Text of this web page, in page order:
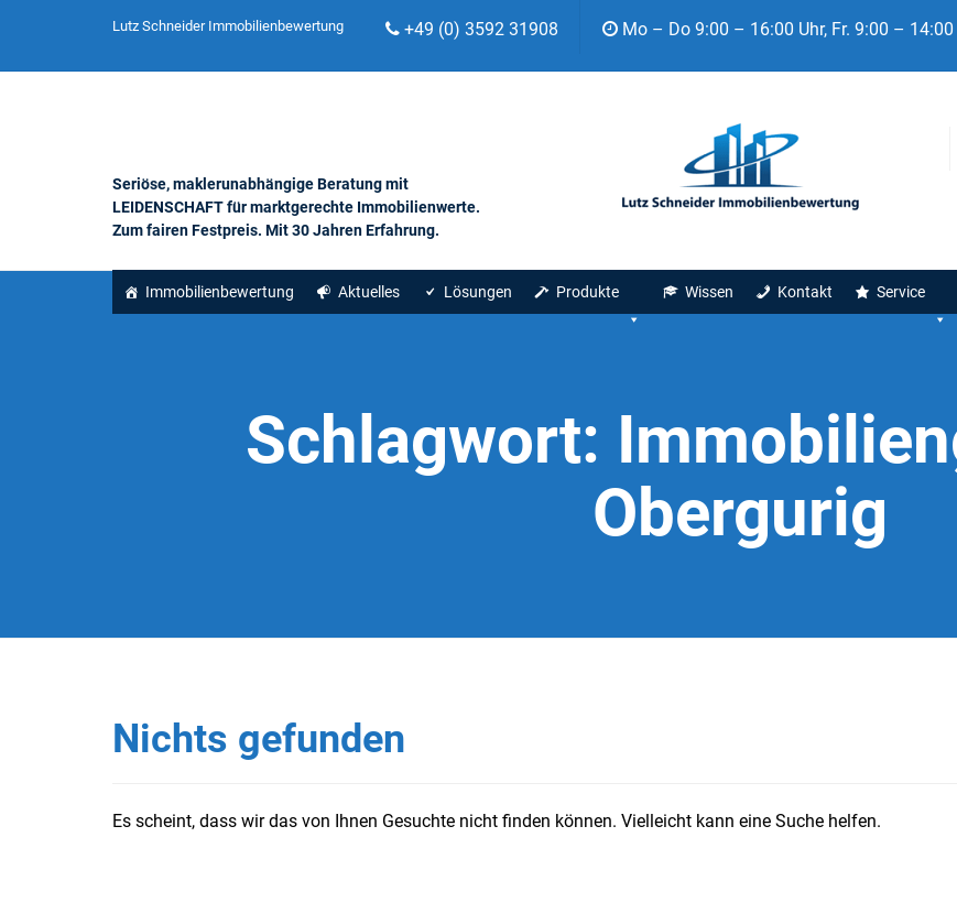
Lutz Schneider Immobilienbewertung +49 (0) 3592 31908 Mo – Do 9:00 – 16:00 Uhr, Fr. 9:00 – 14:00
Seriöse, maklerunabhängige Beratung mit
LEIDENSCHAFT für marktgerechte Immobilienwerte.
Zum fairen Festpreis. Mit 30 Jahren Erfahrung.
Immobilienbewertung Aktuelles Lösungen Produkte Wissen Kontakt Service
Schlagwort:
Obergurig
Nichts gefunden
Es scheint, dass wir das von Ihnen Gesuchte nicht finden können. Vielleicht kann eine Suche helfen.